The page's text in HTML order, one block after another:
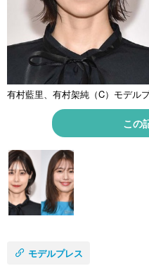
有村藍里、有村架純（C）モデル
この
モデルプレス